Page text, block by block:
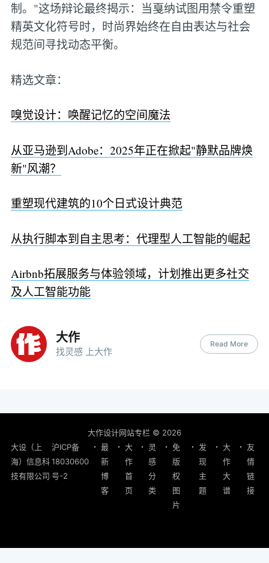
制。"这场辩论最终揭示：当戛纳试图用禁令重塑
精英文化符号时，时尚界始终在自由表达与社会
规范间寻找动态平衡。
精选文章：
嗅觉设计：唤醒记忆的空间魔法
从亚马逊到Adobe：2025年正在掀起"静默品牌焕
新"风潮？
重塑现代建筑的10个日式设计典范
从执行脚本到自主思考：代理型人工智能的崛起
Airbnb拓展服务与体验领域，计划推出更多社交
及人工智能功能
大作
找灵感 上大作
Read More
大作设计网站专栏 © 2026
大设（上
海）信息科
技有限公司
沪ICP备
18030600
号-2
最
新
博
客
大
作
首
页
灵
感
分
类
免
版
权
图
片
发
现
主
题
大
作
大
谱
友
情
链
接